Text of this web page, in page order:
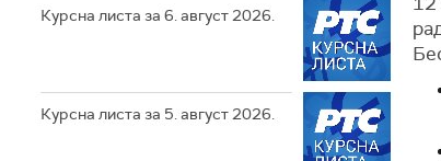
Курсна листа за 6. август 2026.
Курсна листа за 5. август 2026.